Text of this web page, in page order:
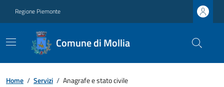
Regione Piemonte
Comune di Mollia
Home / Servizi / Anagrafe e stato civile